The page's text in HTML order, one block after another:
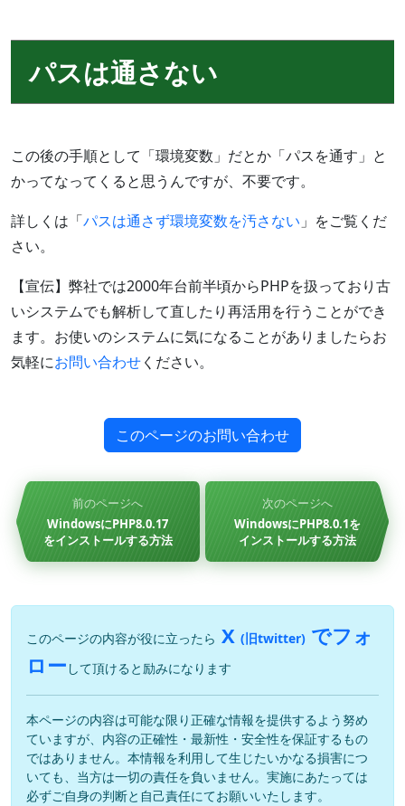
パスは通さない
この後の手順として「環境変数」だとか「パスを通す」と
かってなってくると思うんですが、不要です。
詳しくは「パスは通さず環境変数を汚さない」をご覧くだ
さい。
【宣伝】弊社では2000年台前半頃からPHPを扱っており古
いシステムでも解析して直したり再活用を行うことができ
ます。お使いのシステムに気になることがありましたらお
気軽にお問い合わせください。
このページのお問い合わせ
前のページへ
WindowsにPHP8.0.17
をインストールする方法
次のページへ
WindowsにPHP8.0.1を
インストールする方法
このページの内容が役に立ったら X (旧twitter) でフォ
ロー して頂けると励みになります
本ページの内容は可能な限り正確な情報を提供するよう努め
ていますが、内容の正確性・最新性・安全性を保証するもの
ではありません。本情報を利用して生じたいかなる損害につ
いても、当方は一切の責任を負いません。実施にあたっては
必ずご自身の判断と自己責任にてお願いいたします。